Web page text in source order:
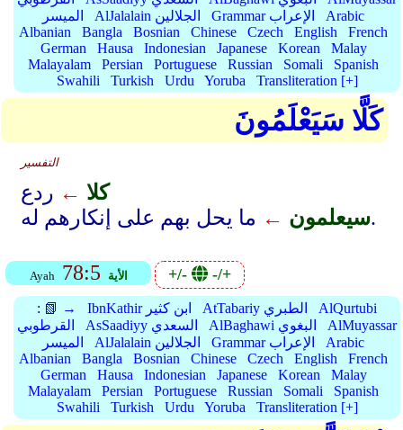
الميسر
AlJalalain الجلالين Grammar الإعراب
Arabic
Albanian
Bangla Bosnian Chinese Czech English
French
German
Hausa Indonesian Japanese Korean
Malay
Malayalam
Persian Portuguese Russian Somali
Spanish
Swahili
Turkish Urdu Yoruba Transliteration [+]
كَلَّا سَيَعْلَمُونَ
التفسير
كلا ← ردع
سيعلمون ← ما يحل بهم على إنكارهم له.
Ayah 78:5 الأية +/- -/+
: 📗 → IbnKathir ابن كثير AtTabariy الطبري
AlQurtubi
القرطوبي
AsSaadiyy السعدي AlBaghawi البغوي
AlMuyassar
الميسر
AlJalalain الجلالين Grammar الإعراب
Arabic
Albanian
Bangla Bosnian Chinese Czech English
French
German
Hausa Indonesian Japanese Korean
Malay
Malayalam
Persian Portuguese Russian Somali
Spanish
Swahili
Turkish Urdu Yoruba Transliteration [+]